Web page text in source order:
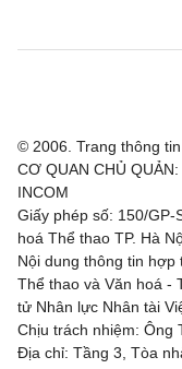
© 2006. Trang thông
CƠ QUAN CHỦ
INCOM
Giấy phép số: 150/GP-
hoá Thể thao TP. Hà
Nội dung thông tin hợp
Thể thao và Văn hoá -
tử Nhân lực Nhân tài
Chịu trách nhiệm: Ông
Địa chỉ: Tầng 3, Tòa